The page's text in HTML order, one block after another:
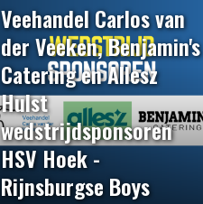
Veehandel Carlos van
der Veeken, Benjamin's
Catering en Allesz
Hulst
wedstrijdsponsoren
HSV Hoek -
Rijnsburgse Boys